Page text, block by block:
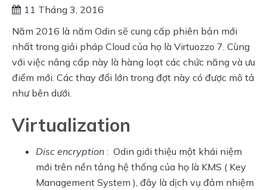
11 Tháng 3, 2016
Năm 2016 là năm Odin sẽ cung cấp phiên bản mới
nhất trong giải pháp Cloud của họ là Virtuozzo 7. Cùng
với việc nâng cấp này là hàng loạt các chức năng và ưu
điểm mới. Các thay đổi lớn trong đợt này có được mô tả
như bên dưới.
Virtualization
Disc encryption : Odin giới thiệu một khái niệm
mới trên nền tảng hệ thống của họ là KMS ( Key
Management System ), đây là dịch vụ đảm nhiệm